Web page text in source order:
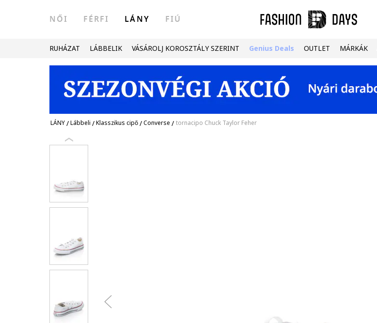
NŐI FÉRFI LÁNY FIÚ
RUHÁZAT LÁBBELIK VÁSÁROLJ KOROSZTÁLY SZERINT Genius Deals OUTLET MÁRKÁK
LÁNY/Lábbeli /Klasszikus cipő/Converse / tornacipo Chuck Taylor Feher